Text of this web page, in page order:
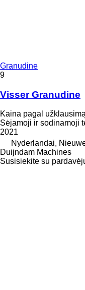
Granudine
9
Visser Granudine
Kaina pagal
Sėjamoji ir sodinamoji
2021
Nyderlandai,
Duijndam Machines
Susisiekite su